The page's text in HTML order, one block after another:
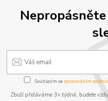
Souhlasím se zpracováním
Zboží přidáváme 3× týdně, budete